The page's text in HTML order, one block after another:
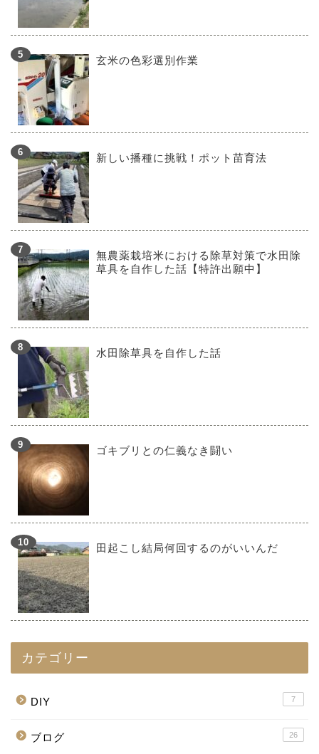
玄米の色彩選別作業
新しい播種に挑戦！ポット苗育法
無農薬栽培米における除草対策で水田除
草具を自作した話【特許出願中】
水田除草具を自作した話
ゴキブリとの仁義なき闘い
田起こし結局何回するのがいいんだ
カテゴリー
DIY 7
ブログ 26